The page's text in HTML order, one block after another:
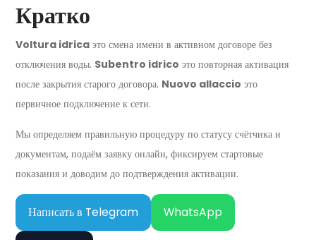
Кратко
Voltura idrica это смена имени в активном договоре без
отключения воды. Subentro idrico это повторная активация
после закрытия старого договора. Nuovo allaccio это
первичное подключение к сети.
Мы определяем правильную процедуру по статусу счётчика и
документам, подаём заявку онлайн, фиксируем стартовые
показания и доводим до подтверждения активации.
Написать в Telegram WhatsApp